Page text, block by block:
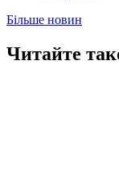
Більше новин
Читайте